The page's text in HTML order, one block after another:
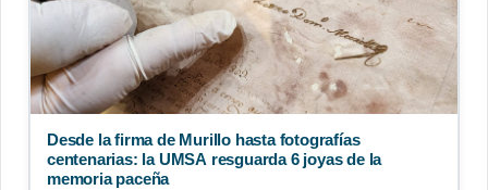
Desde la firma de Murillo hasta fotografías
centenarias: la UMSA resguarda 6 joyas de la
memoria paceña